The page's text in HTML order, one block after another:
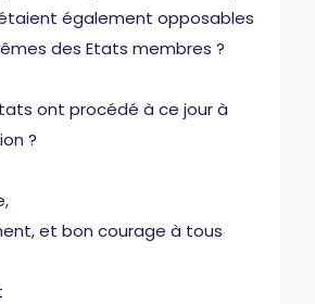
également opposables
des Etats membres ?
ont procédé à ce jour à
?
et bon courage à tous